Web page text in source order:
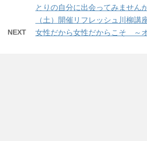
とりの自分に出会ってみません
（土）開催リフレッシュ川柳講
NEXT 女性だから女性だからこそ ～